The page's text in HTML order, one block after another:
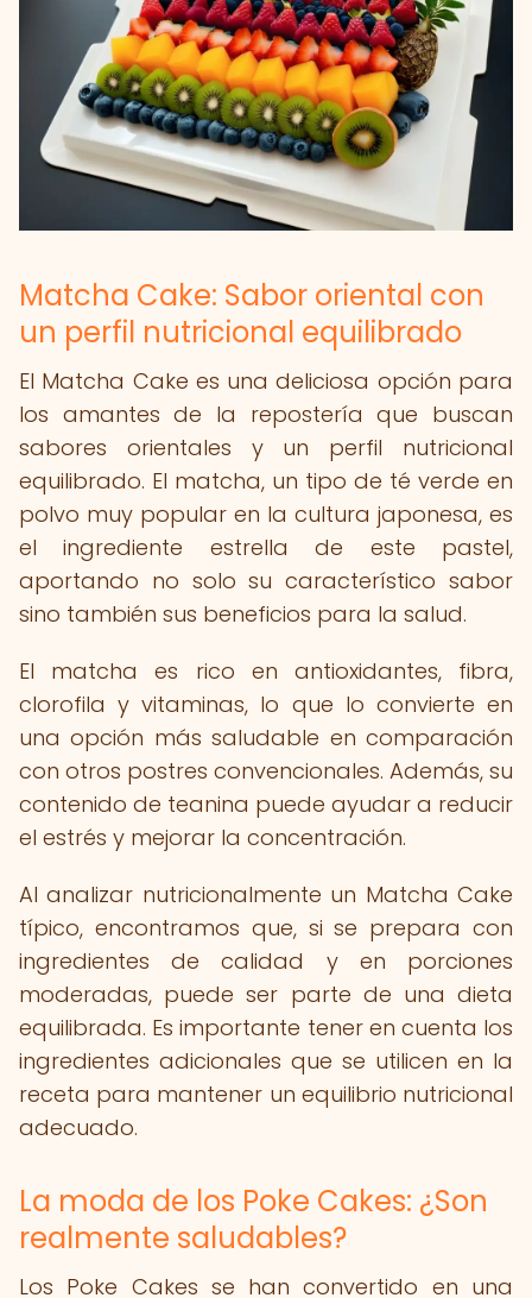
Matcha Cake: Sabor oriental con
un perfil nutricional equilibrado
El Matcha Cake es una deliciosa opción para
los amantes de la repostería que buscan
sabores orientales y un perfil nutricional
equilibrado. El matcha, un tipo de té verde en
polvo muy popular en la cultura japonesa, es
el ingrediente estrella de este pastel,
aportando no solo su característico sabor
sino también sus beneficios para la salud.
El matcha es rico en antioxidantes, fibra,
clorofila y vitaminas, lo que lo convierte en
una opción más saludable en comparación
con otros postres convencionales. Además, su
contenido de teanina puede ayudar a reducir
el estrés y mejorar la concentración.
Al analizar nutricionalmente un Matcha Cake
típico, encontramos que, si se prepara con
ingredientes de calidad y en porciones
moderadas, puede ser parte de una dieta
equilibrada. Es importante tener en cuenta los
ingredientes adicionales que se utilicen en la
receta para mantener un equilibrio nutricional
adecuado.
La moda de los Poke Cakes: ¿Son
realmente saludables?
Los Poke Cakes se han convertido en una